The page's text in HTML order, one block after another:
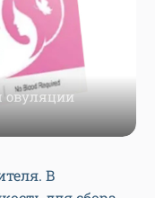
овуляции
В